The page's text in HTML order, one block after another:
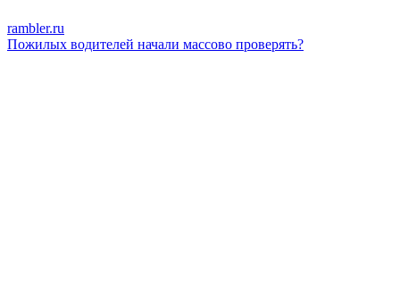
rambler.ru
Пожилых водителей начали массово проверять?